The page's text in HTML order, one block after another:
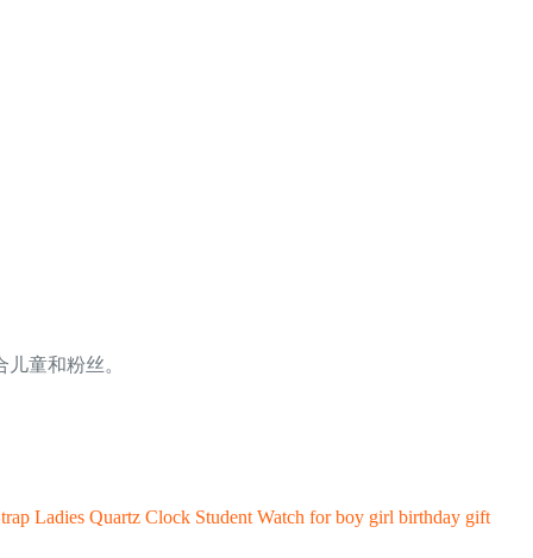
童和粉丝。
Ladies Quartz Clock Student Watch for boy girl birthday gift